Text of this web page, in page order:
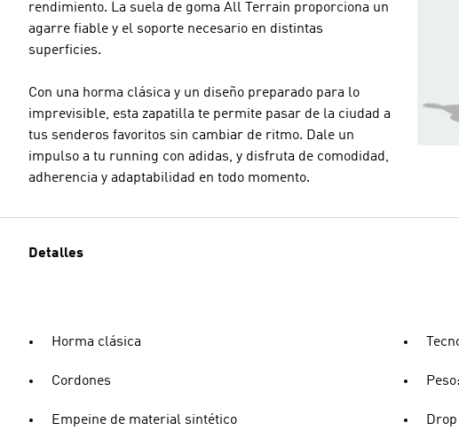
rendimiento. La suela de goma All Terrain proporciona un
agarre fiable y el soporte necesario en distintas
superficies.
Con una horma clásica y un diseño preparado para lo
imprevisible, esta zapatilla te permite pasar de la ciudad a
tus senderos favoritos sin cambiar de ritmo. Dale un
impulso a tu running con adidas, y disfruta de comodidad,
adherencia y adaptabilidad en todo momento.
Detalles
Horma clásica
Cordones
Empeine de material sintético